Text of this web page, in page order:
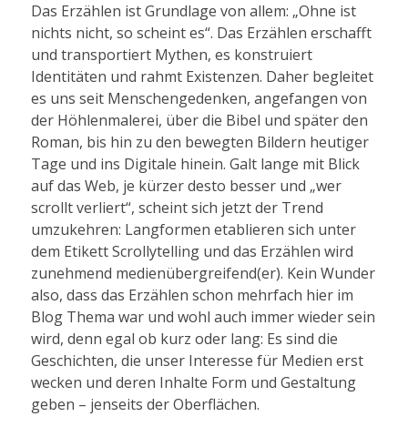
Das Erzählen ist Grundlage von allem: „Ohne ist
nichts nicht, so scheint es“. Das Erzählen erschafft
und transportiert Mythen, es konstruiert
Identitäten und rahmt Existenzen. Daher begleitet
es uns seit Menschengedenken, angefangen von
der Höhlenmalerei, über die Bibel und später den
Roman, bis hin zu den bewegten Bildern heutiger
Tage und ins Digitale hinein. Galt lange mit Blick
auf das Web, je kürzer desto besser und „wer
scrollt verliert“, scheint sich jetzt der Trend
umzukehren: Langformen etablieren sich unter
dem Etikett Scrollytelling und das Erzählen wird
zunehmend medienübergreifend(er). Kein Wunder
also, dass das Erzählen schon mehrfach hier im
Blog Thema war und wohl auch immer wieder sein
wird, denn egal ob kurz oder lang: Es sind die
Geschichten, die unser Interesse für Medien erst
wecken und deren Inhalte Form und Gestaltung
geben – jenseits der Oberflächen.